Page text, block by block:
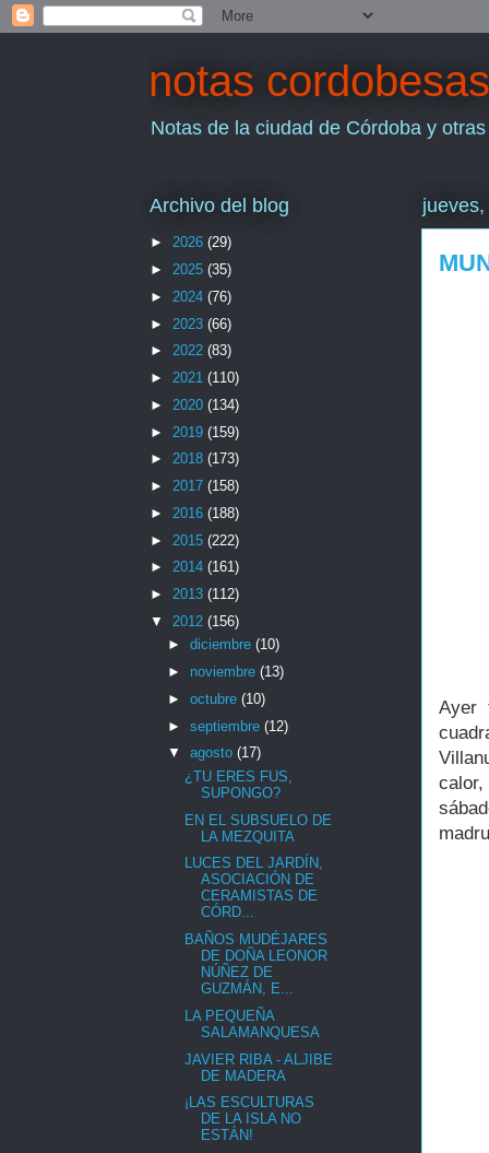
notas cordobesas
Notas de la ciudad de Córdoba y
Ayer
Archivo del blog
► 2026 (29)
► 2025 (35)
► 2024 (76)
► 2023 (66)
► 2022 (83)
► 2021 (110)
► 2020 (134)
► 2019 (159)
► 2018 (173)
► 2017 (158)
► 2016 (188)
► 2015 (222)
► 2014 (161)
► 2013 (112)
▼ 2012 (156)
► diciembre (10)
► noviembre (13)
► octubre (10)
► septiembre (12)
▼ agosto (17)
¿TU ERES FUS,
SUPONGO?
EN EL SUBSUELO DE
LA MEZQUITA
LUCES DEL JARDÍN,
ASOCIACIÓN DE
CERAMISTAS DE
CÓRD...
BAÑOS MUDÉJARES
DE DOÑA LEONOR
NÚÑEZ DE
GUZMÁN, E...
LA PEQUEÑA
SALAMANQUESA
JAVIER RIBA - ALJIBE
DE MADERA
¡LAS ESCULTURAS
DE LA ISLA NO
ESTÁN!